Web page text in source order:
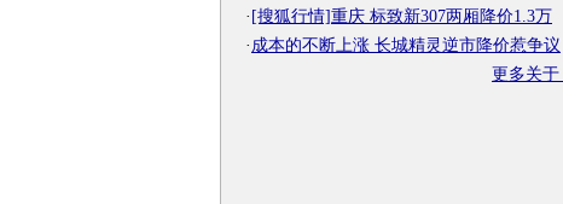
· [搜狐行情]重庆 标致新307两厢降价1.3万
· 成本的不断上涨 长城精灵逆市降价惹争议
更多关于